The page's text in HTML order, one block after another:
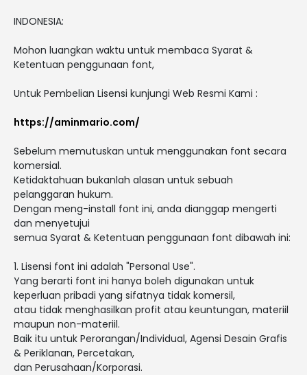
INDONESIA:
Mohon luangkan waktu untuk membaca Syarat &
Ketentuan penggunaan font,
Untuk Pembelian Lisensi kunjungi Web Resmi Kami :
https://aminmario.com/
Sebelum memutuskan untuk menggunakan font secara
komersial.
Ketidaktahuan bukanlah alasan untuk sebuah
pelanggaran hukum.
Dengan meng-install font ini, anda dianggap mengerti
dan menyetujui
semua Syarat & Ketentuan penggunaan font dibawah ini:
1. Lisensi font ini adalah "Personal Use".
Yang berarti font ini hanya boleh digunakan untuk
keperluan pribadi yang sifatnya tidak komersil,
atau tidak menghasilkan profit atau keuntungan, materiil
maupun non-materiil.
Baik itu untuk Perorangan/Individual, Agensi Desain Grafis
& Periklanan, Percetakan,
dan Perusahaan/Korporasi.